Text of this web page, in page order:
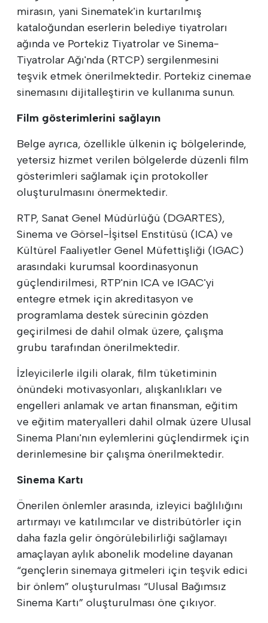
mirasın, yani Sinematek'in kurtarılmış
kataloğundan eserlerin belediye tiyatroları
ağında ve Portekiz Tiyatrolar ve Sinema-
Tiyatrolar Ağı'nda (RTCP) sergilenmesini
teşvik etmek önerilmektedir. Portekiz cinema.e
sinemasını dijitalleştirin ve kullanıma sunun.
Film gösterimlerini sağlayın
Belge ayrıca, özellikle ülkenin iç bölgelerinde,
yetersiz hizmet verilen bölgelerde düzenli film
gösterimleri sağlamak için protokoller
oluşturulmasını önermektedir.
RTP, Sanat Genel Müdürlüğü (DGARTES),
Sinema ve Görsel-İşitsel Enstitüsü (ICA) ve
Kültürel Faaliyetler Genel Müfettişliği (IGAC)
arasındaki kurumsal koordinasyonun
güçlendirilmesi, RTP'nin ICA ve IGAC'yi
entegre etmek için akreditasyon ve
programlama destek sürecinin gözden
geçirilmesi de dahil olmak üzere, çalışma
grubu tarafından önerilmektedir.
İzleyicilerle ilgili olarak, film tüketiminin
önündeki motivasyonları, alışkanlıkları ve
engelleri anlamak ve artan finansman, eğitim
ve eğitim materyalleri dahil olmak üzere Ulusal
Sinema Planı'nın eylemlerini güçlendirmek için
derinlemesine bir çalışma önerilmektedir.
Sinema Kartı
Önerilen önlemler arasında, izleyici bağlılığını
artırmayı ve katılımcılar ve distribütörler için
daha fazla gelir öngörülebilirliği sağlamayı
amaçlayan aylık abonelik modeline dayanan
“gençlerin sinemaya gitmeleri için teşvik edici
bir önlem” oluşturulması “Ulusal Bağımsız
Sinema Kartı” oluşturulması öne çıkıyor.